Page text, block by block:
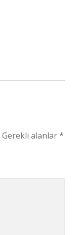
Gerekli alanlar*